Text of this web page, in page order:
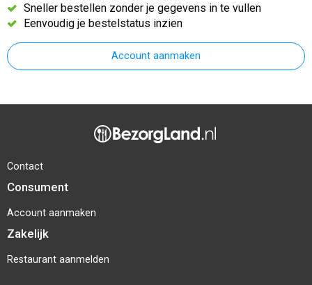
Sneller bestellen zonder je gegevens in te vullen
Eenvoudig je bestelstatus inzien
Account aanmaken
Contact
Consument
Account aanmaken
Zakelijk
Restaurant aanmelden